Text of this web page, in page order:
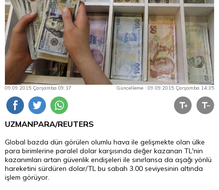
09.09.2015 Çarşamba 09:17 Güncelleme : 09.09.2015 Çarşamba 14:35
UZMANPARA/REUTERS
Global bazda dün görülen olumlu hava ile gelişmekte olan ülke
para birimlerine paralel dolar karşısında değer kazanan TL'nin
kazanımları artan güvenlik endişeleri ile sınırlansa da aşağı yönlü
hareketini sürdüren dolar/TL bu sabah 3.00 seviyesinin altında
işlem görüyor.